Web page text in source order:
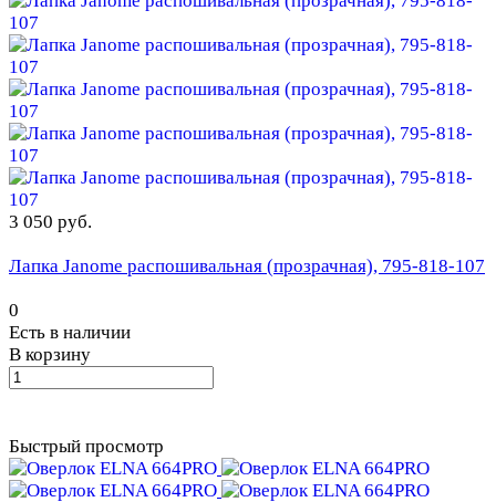
3 050 руб.
Лапка Janome распошивальная (прозрачная), 795-818-107
0
Есть в наличии
В корзину
Быстрый просмотр